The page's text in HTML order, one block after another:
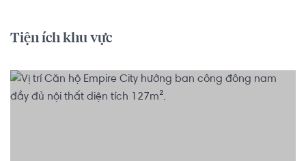
Tiện ích khu vực